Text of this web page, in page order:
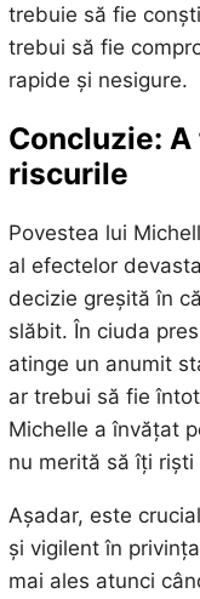
trebuie să fie
trebui să fie
rapide și nesigure.
Concluzie:
riscurile
Povestea lui
al efectelor
decizie greșită în
slăbit. În ciuda
atinge un anumit
ar trebui să fie
Michelle a învățat
nu merită să îți riști
Așadar, este
și vigilent în
mai ales atunci